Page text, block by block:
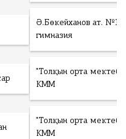
Ә.Бөкейханов ат. №1
гимназия
"Толқын орта мектебі"
КММ
"Толқын орта мектебі"
КММ